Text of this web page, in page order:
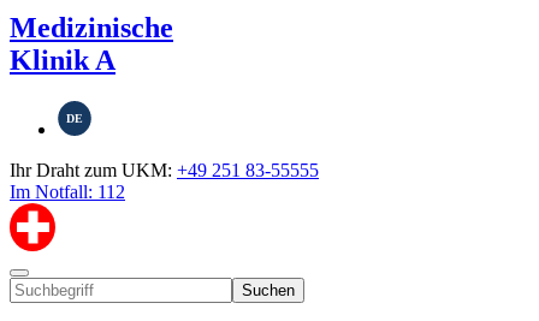
Medizinische
Klinik A
DE
Ihr Draht zum UKM: +49 251 83-55555
Im Notfall: 112
Suchen